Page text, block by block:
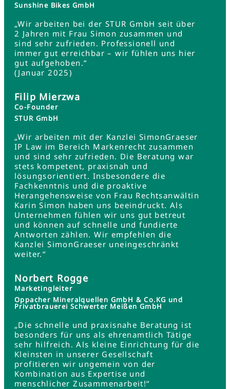
Sunshine Bikes GmbH
„Wir arbeiten bei der STUR GmbH seit über
2 Jahren mit Frau Simon zusammen und
sind sehr zufrieden. Professionell und
immer gut erreichbar – wir fühlen uns hier
gut aufgehoben.“
(Januar 2025)
Filip Mierzwa
Co-Founder
STUR GmbH
„Wir arbeiten mit der Kanzlei SimonGraeser
IP Law im Bereich Markenrecht zusammen
und sind sehr zufrieden. Die Beratung war
stets kompetent, praxisnah und
lösungsorientiert. Insbesondere die
Fachkenntnis und die proaktive
Herangehensweise von Frau Rechtsanwältin
Karin Simon haben uns beeindruckt. Als
Unternehmen fühlen wir uns gut betreut
und können auf schnelle und fundierte
Antworten zählen. Wir empfehlen die
Kanzlei SimonGraeser uneingeschränkt
weiter.“
Norbert Rogge
Marketingleiter
Oppacher Mineralquellen GmbH & Co.KG und
Privatbrauerei Schwerter Meißen GmbH
„Die schnelle und praxisnahe Beratung ist
besonders für uns als ehrenamtlich Tätige
sehr hilfreich. Als kleine Einrichtung für die
Kleinsten in unserer Gesellschaft
profitieren wir ungemein von der
Kombination aus Expertise und
menschlicher Zusammenarbeit!“